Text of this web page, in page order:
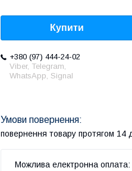
Купити
+380 (97) 444-24-02
Viber, Telegram,
WhatsApp, Signal
повернення товару протягом 14